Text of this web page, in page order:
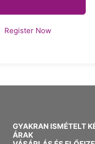
Register Now
GYAKRAN ISMÉTELT
ÁRAK